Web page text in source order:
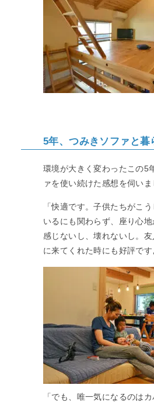
5年、つみきソファと暮
環境が大きく変わったこの5
ァを使い続けた感想を伺いま
「快適です。子供たちがこ
いるにも関わらず、座り心
感じないし、壊れないし。
に来てくれた時にも好評です
「でも、唯一気になるのは